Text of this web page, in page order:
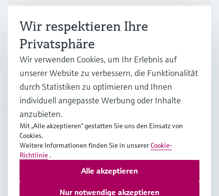
Branchen
Support
Unternehmen
DEU
Copyright © Endress+Hauser Group Services AG
Nutzungsbedingungen
Datenschutz
Wir respektieren Ihre
Privatsphäre
Wir verwenden Cookies, um Ihr Erlebnis auf
unserer Website zu verbessern, die Funktionalität
durch Statistiken zu optimieren und Ihnen
individuell angepasste Werbung oder Inhalte
anzubieten.
Mit „Alle akzeptieren“ gestatten Sie uns den Einsatz von
Cookies.
Weitere Informationen finden Sie in unsererCookie-
Richtlinie .
Nur notwendige akzeptieren
Alle akzeptieren